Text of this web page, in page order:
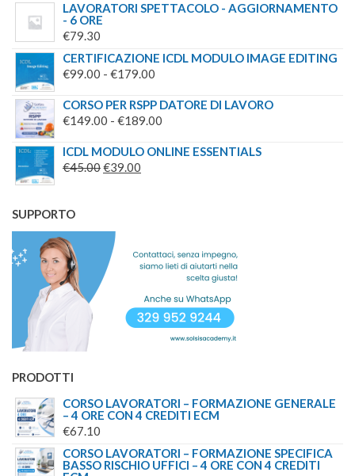
LAVORATORI SPETTACOLO - AGGIORNAMENTO
- 6 ORE
€79.30
CERTIFICAZIONE ICDL MODULO IMAGE EDITING
€99.00 - €179.00
PREZZO:
DA
€99.00
CORSO PER RSPP DATORE DI LAVORO
€149.00 - €189.00
PREZZO:
ICDL MODULO ONLINE ESSENTIALS
€45.00IL
€45.00.
€39.00
SUPPORTO
PRODOTTI
CORSO LAVORATORI – FORMAZIONE GENERALE
– 4 ORE CON 4 CREDITI ECM
€67.10
CORSO LAVORATORI – FORMAZIONE SPECIFICA
BASSO RISCHIO UFFICI – 4 ORE CON 4 CREDITI